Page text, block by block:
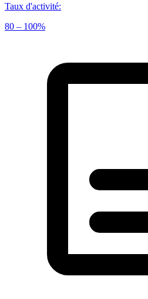
Taux d'activité:
80 – 100%